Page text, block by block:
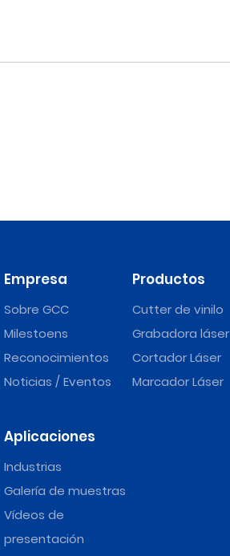
Empresa
Sobre GCC
Milestoens
Reconocimientos
Noticias / Eventos
Aplicaciones
Industrias
Galería de muestras
Vídeos de
presentación
Productos
Cutter de vinilo
Grabadora láser
Cortador Láser
Marcador Láser